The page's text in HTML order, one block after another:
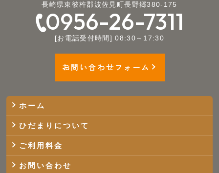
長崎県東彼杵郡波佐見町長野郷380-175
0956-26-7311
[お電話受付時間] 08:30～17:30
お問い合わせフォーム
ホーム
ひだまりについて
ご利用料金
お問い合わせ